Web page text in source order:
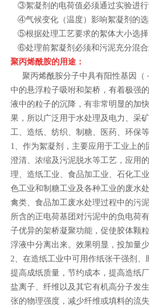
③絮凝剂的电荷值必须通过实验进行
④气候变化（温度）影响絮凝剂的选
⑤根据处理工艺要求的絮体大小选择
⑥处理前絮凝剂必须和污泥充分混合
聚丙烯酰胺的用途：
聚丙烯酰胺分子中具有阳性基因（
中的悬浮粒子吸咐和架桥，有着极强
液中的粒子的沉降，有非常明显的加
果，所以广泛用于水处理及电力、采
工、造纸、纺织、制糖、医药、环保等
1、作为絮凝剂，主要应用于工业上的
澄清、浓缩及污泥脱水等工艺，应用
理、造纸工业、食品加工业、石化工
色工业和制糖工业及各种工业的废水
禽类、食品加工废水处理过程中的污
所含的正电荷基团对污泥中的负电荷
子优异的架桥凝聚功能，促使胶体颗
浮液中分离出来。效果明显，投加量少
2、在造纸工业中可用作纸张干强剂
提高成纸质量，节约成本，提高造纸
盐离子、纤维以及其它有机高分子发
张的物理强度，减少纤维或填料的流